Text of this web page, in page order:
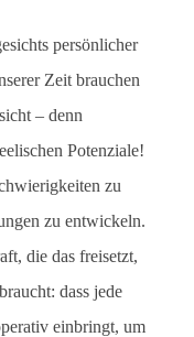
persönlicher
Zeit brauchen
– denn
Potenziale!
zu
zu entwickeln.
die das freisetzt,
dass jede
einbringt, um